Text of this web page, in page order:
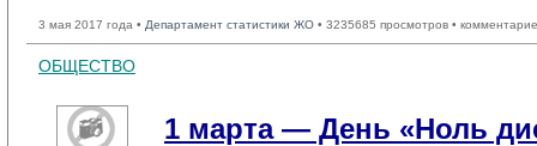
3 мая 2017 года • Департамент статистики ЖО • 3235685 просмотров •
ОБЩЕСТВО
1 марта — День «Ноль